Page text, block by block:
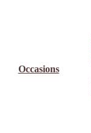
Occasions